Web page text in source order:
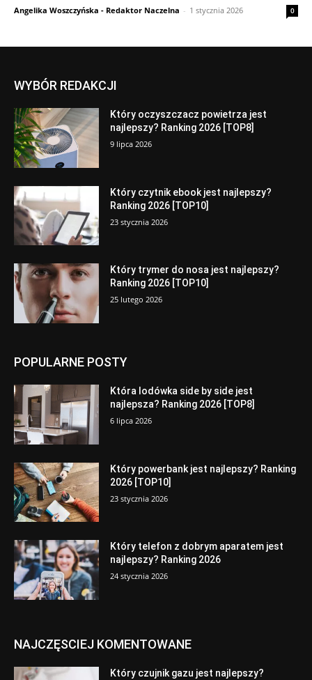
Angelika Woszczyńska - Redaktor Naczelna - 1 stycznia 2026 0
WYBÓR REDAKCJI
Który oczyszczacz powietrza jest
najlepszy? Ranking 2026 [TOP8]
9 lipca 2026
Który czytnik ebook jest najlepszy?
Ranking 2026 [TOP10]
23 stycznia 2026
Który trymer do nosa jest najlepszy?
Ranking 2026 [TOP10]
25 lutego 2026
POPULARNE POSTY
Która lodówka side by side jest
najlepsza? Ranking 2026 [TOP8]
6 lipca 2026
Który powerbank jest najlepszy? Ranking
2026 [TOP10]
23 stycznia 2026
Który telefon z dobrym aparatem jest
najlepszy? Ranking 2026
24 stycznia 2026
NAJCZĘSCIEJ KOMENTOWANE
Który czujnik gazu jest najlepszy?